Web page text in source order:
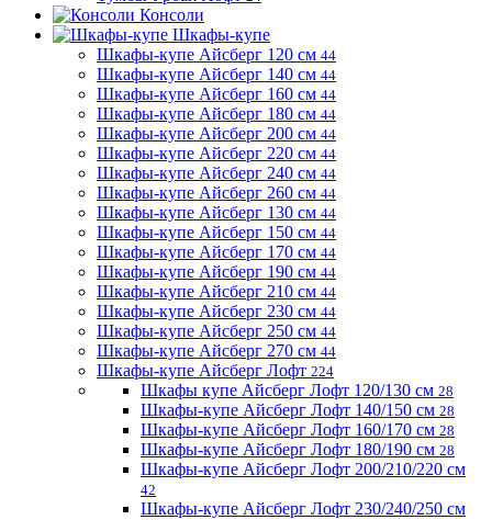
Консоли
Шкафы-купе
Шкафы-купе Айсберг 120 см 44
Шкафы-купе Айсберг 140 см 44
Шкафы-купе Айсберг 160 см 44
Шкафы-купе Айсберг 180 см 44
Шкафы-купе Айсберг 200 см 44
Шкафы-купе Айсберг 220 см 44
Шкафы-купе Айсберг 240 см 44
Шкафы-купе Айсберг 260 см 44
Шкафы-купе Айсберг 130 см 44
Шкафы-купе Айсберг 150 см 44
Шкафы-купе Айсберг 170 см 44
Шкафы-купе Айсберг 190 см 44
Шкафы-купе Айсберг 210 см 44
Шкафы-купе Айсберг 230 см 44
Шкафы-купе Айсберг 250 см 44
Шкафы-купе Айсберг 270 см 44
Шкафы-купе Айсберг Лофт 224
Шкафы купе Айсберг Лофт 120/130 см 28
Шкафы-купе Айсберг Лофт 140/150 см 28
Шкафы-купе Айсберг Лофт 160/170 см 28
Шкафы-купе Айсберг Лофт 180/190 см 28
Шкафы-купе Айсберг Лофт 200/210/220 см
42
Шкафы-купе Айсберг Лофт 230/240/250 см